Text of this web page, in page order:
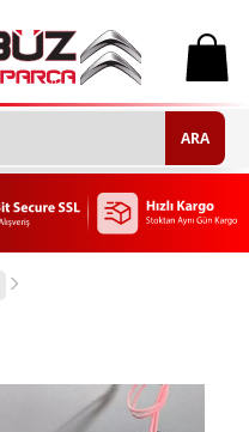
0
ARA